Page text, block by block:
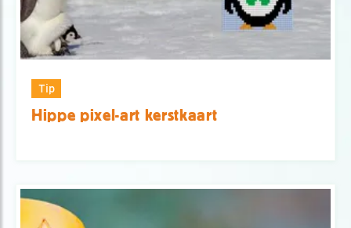
Tip
Hippe pixel-art kerstkaart